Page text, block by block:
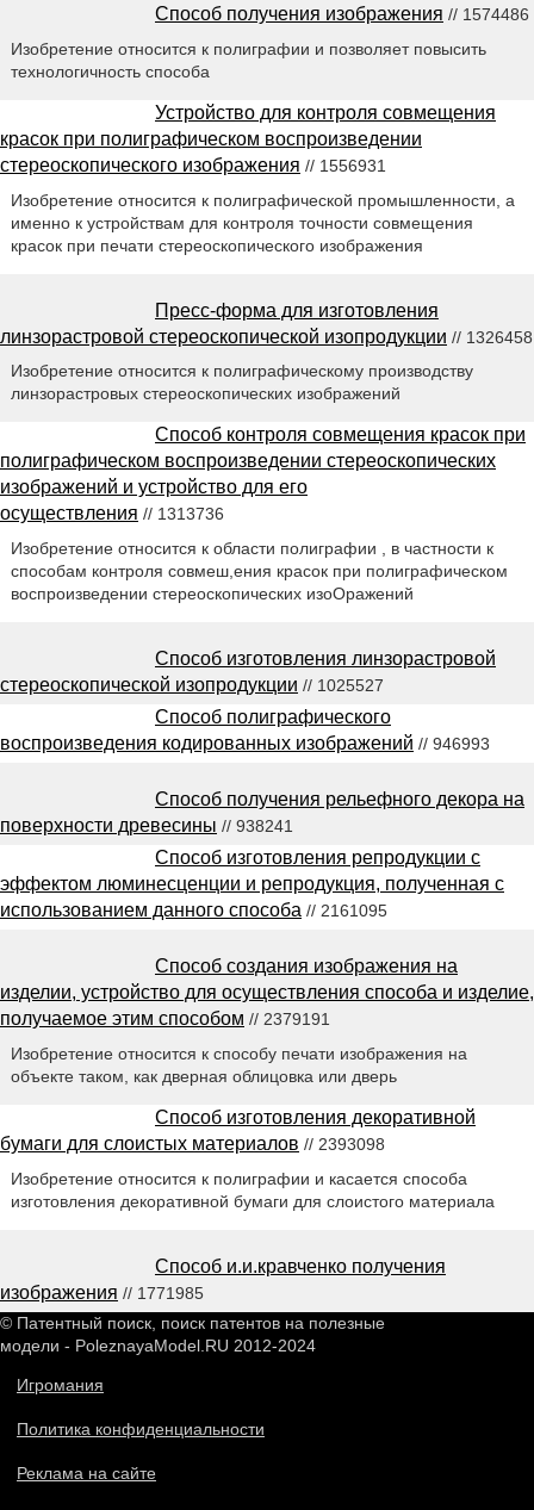
Способ получения изображения // 1574486
Изобретение относится к полиграфии и позволяет повысить
технологичность способа
Устройство для контроля совмещения
красок при полиграфическом воспроизведении
стереоскопического изображения // 1556931
Изобретение относится к полиграфической промышленности, а
именно к устройствам для контроля точности совмещения
красок при печати стереоскопического изображения
Пресс-форма для изготовления
линзорастровой стереоскопической изопродукции // 1326458
Изобретение относится к полиграфическому производству
линзорастровых стереоскопических изображений
Способ контроля совмещения красок при
полиграфическом воспроизведении стереоскопических
изображений и устройство для его
осуществления // 1313736
Изобретение относится к области полиграфии , в частности к
способам контроля совмеш,ения красок при полиграфическом
воспроизведении стереоскопических изоОражений
Способ изготовления линзорастровой
стереоскопической изопродукции // 1025527
Способ полиграфического
воспроизведения кодированных изображений // 946993
Способ получения рельефного декора на
поверхности древесины // 938241
Способ изготовления репродукции с
эффектом люминесценции и репродукция, полученная с
использованием данного способа // 2161095
Способ создания изображения на
изделии, устройство для осуществления способа и изделие,
получаемое этим способом // 2379191
Изобретение относится к способу печати изображения на
объекте таком, как дверная облицовка или дверь
Способ изготовления декоративной
бумаги для слоистых материалов // 2393098
Изобретение относится к полиграфии и касается способа
изготовления декоративной бумаги для слоистого материала
Способ и.и.кравченко получения
изображения // 1771985
© Патентный поиск, поиск патентов на полезные
модели - PoleznayaModel.RU 2012-2024
Игромания
Политика конфиденциальности
Реклама на сайте